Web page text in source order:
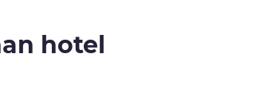
hotel